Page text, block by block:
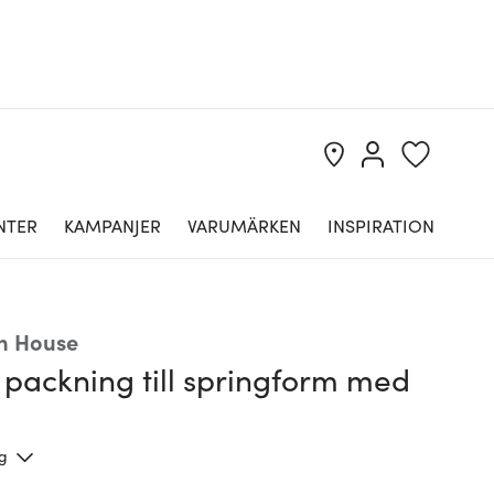
KAMPANJER VARUMÄRKEN INSPIRATION
House
packning till springform med